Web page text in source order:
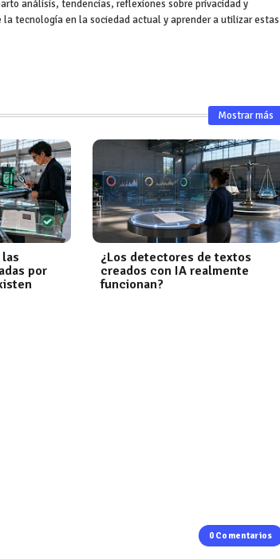
análisis, tendencias, reflexiones sobre privacidad y
tecnología en la sociedad actual y aprender a utilizar estas
Mostrar más
por
¿Los detectores de textos
creados con IA realmente
funcionan?
0 Comentarios